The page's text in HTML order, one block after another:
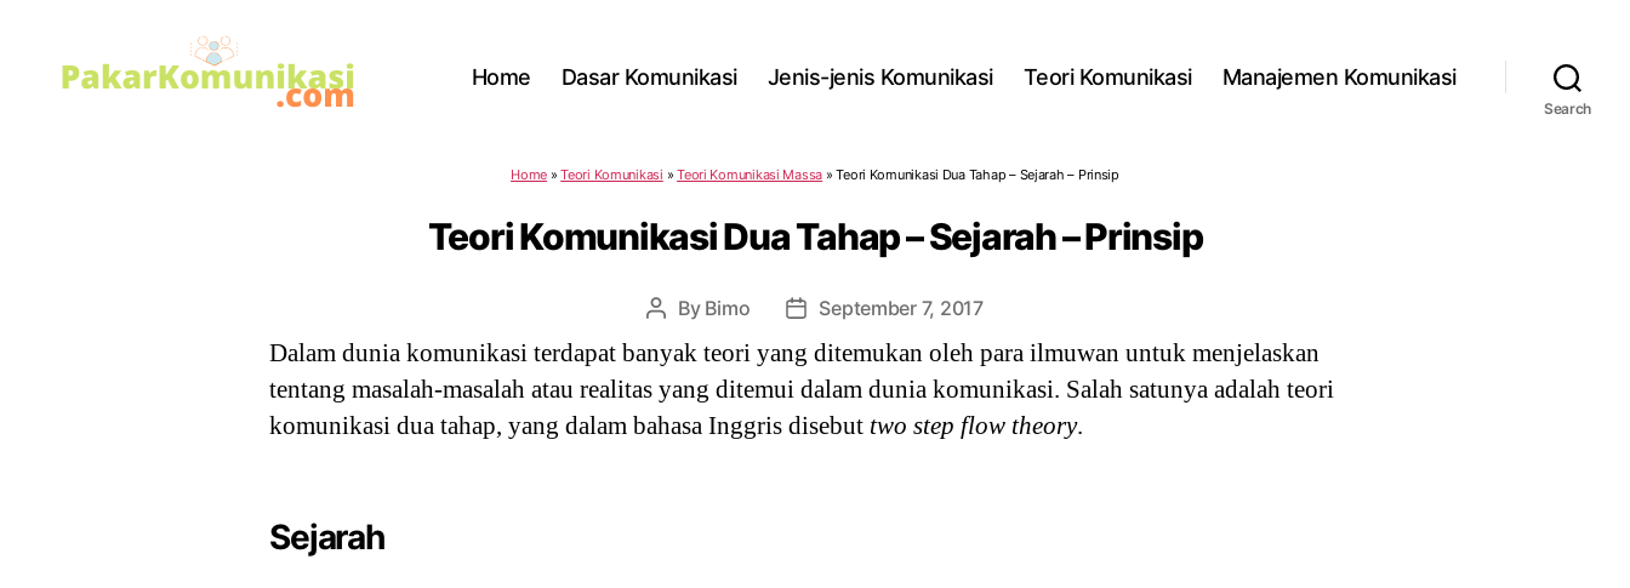
Home Dasar Komunikasi Jenis-jenis Komunikasi Teori Komunikasi Manajemen Komunikasi
Search
Home»Teori Komunikasi »Teori Komunikasi Massa »Teori Komunikasi Dua Tahap – Sejarah – Prinsip
Teori Komunikasi Dua Tahap – Sejarah – Prinsip
Post
author
By Bimo
Post
date
September 7, 2017
Dalam dunia komunikasi terdapat banyak teori yang ditemukan oleh para ilmuwan untuk menjelaskan
tentang masalah-masalah atau realitas yang ditemui dalam dunia komunikasi. Salah satunya adalah teori
komunikasi dua tahap, yang dalam bahasa Inggris disebut two step flow theory.
Sejarah